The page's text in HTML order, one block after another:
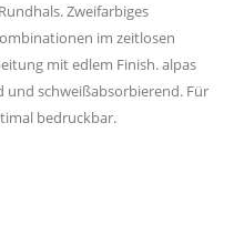
Zweifarbiges
im zeitlosen
mit edlem Finish. alpas
und schweißabsorbierend. Für
bedruckbar.